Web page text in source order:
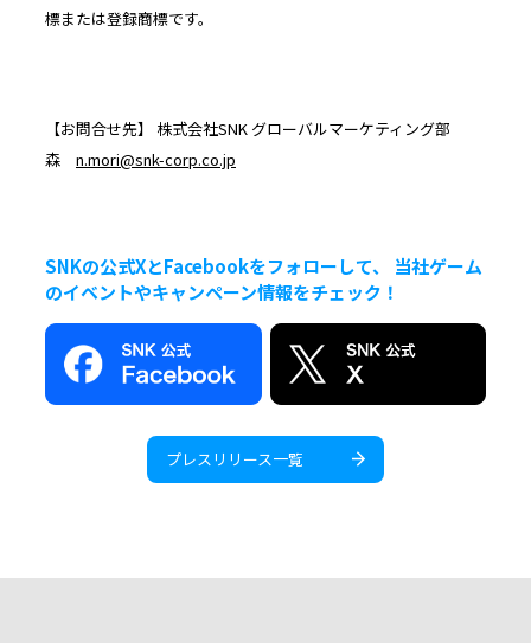
標または登録商標です。
【お問合せ先】 株式会社SNK グローバルマーケティング部
森 n.mori@snk-corp.co.jp
SNKの公式XとFacebookをフォローして、 当社ゲーム
のイベントやキャンペーン情報をチェック！
プレスリリース一覧